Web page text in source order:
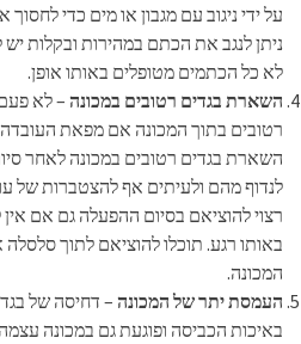
על ידי ניגוב עם מגבון או מים כדי
ניתן לנגב את הכתם במהירות ובקלות
לא כל הכתמים מטופלים באותו אופן.
השארת בגדים רטובים במכונה – לא
רטובים בתוך המכונה אם מפאת
השארת בגדים רטובים במכונה לאחר
לנדוף מהם ולעיתים אף להצטברות של
רצוי להוציאם בסיום ההפעלה גם אם
באותו רגע. תוכלו להוציאם לתוך
המכונה.
העמסת יתר של המכונה – דחיסה של
באיכות הכביסה ופוגעת גם במכונה